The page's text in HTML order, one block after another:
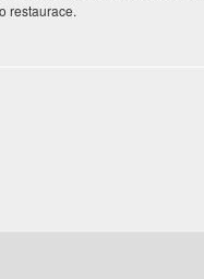
restaurace.